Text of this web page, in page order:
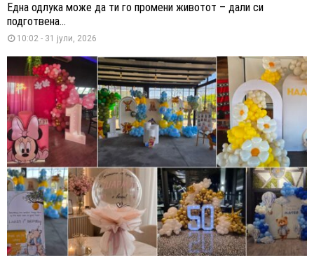
Една одлука може да ти го промени животот – дали си
подготвена...
10:02 - 31 јули, 2026